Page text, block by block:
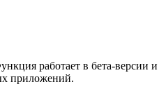
работает в бета-версии и
приложений.